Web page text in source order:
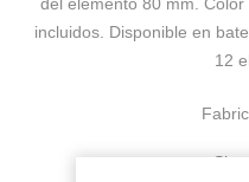
incluidos. Disponible en
12
Sku: